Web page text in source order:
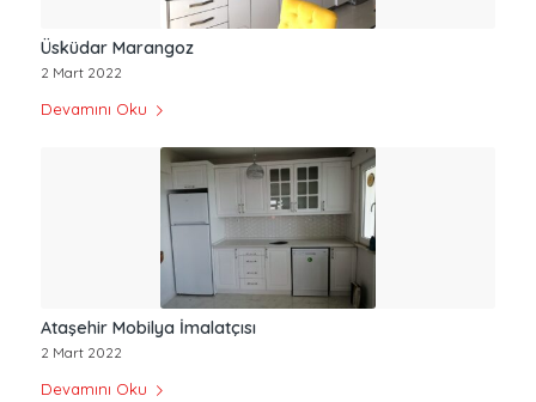
Üsküdar Marangoz
2 Mart 2022
Devamını Oku
Ataşehir Mobilya İmalatçısı
2 Mart 2022
Devamını Oku